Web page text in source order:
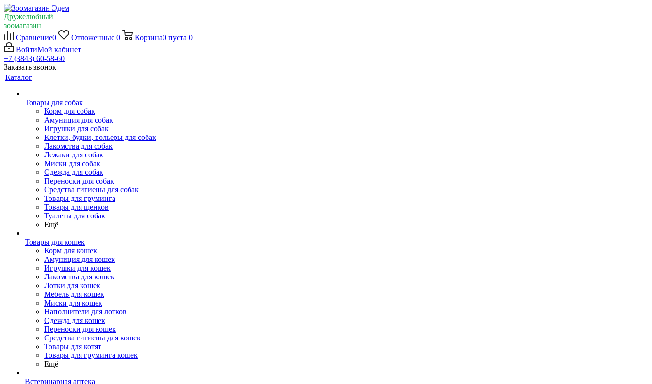
Дружелюбный
зоомагазин
Сравнение0 Отложенные 0 Корзина0 пуста 0
ВойтиМой кабинет
+7 (3843) 60-58-60
Заказать звонок
Каталог
Товары для собак
Корм для собак
Амуниция для собак
Игрушки для собак
Клетки, будки, вольеры для собак
Лакомства для собак
Лежаки для собак
Миски для собак
Одежда для собак
Переноски для собак
Средства гигиены для собак
Товары для груминга
Товары для щенков
Туалеты для собак
Ещё
Товары для кошек
Корм для кошек
Амуниция для кошек
Игрушки для кошек
Лакомства для кошек
Лотки для кошек
Мебель для кошек
Миски для кошек
Наполнители для лотков
Одежда для кошек
Переноски для кошек
Средства гигиены для кошек
Товары для котят
Товары для груминга кошек
Ещё
Ветеринарная аптека